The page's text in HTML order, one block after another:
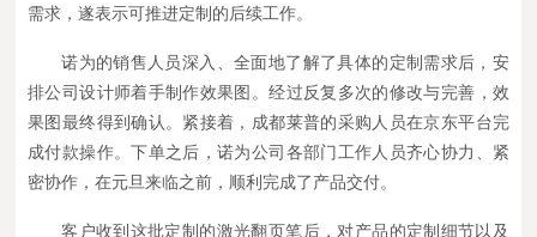
需求，遂表示可推进定制的后续工作。
诺为的销售人员深入、全面地了解了具体的定制需求后，安
排公司设计师着手制作效果图。经过反复多次的修改与完善，效
果图最终得到确认。紧接着，成都莱普的采购人员在京东平台完
成付款操作。下单之后，诺为公司各部门工作人员齐心协力、紧
密协作，在元旦来临之前，顺利完成了产品交付。
客户收到这批定制的激光翻页笔后，对产品的定制细节以及